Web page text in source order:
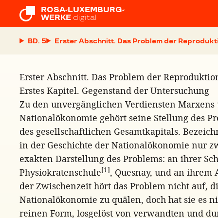
ROSA-LUXEMBURG-
WERKE digital
BD. 5 Erster Abschnitt. Das Problem der
Erster Abschnitt. Das Problem der
Erstes Kapitel. Gegenstand der Untersuchung
Zu den unvergänglichen Verdiensten Marxens
Nationalökonomie gehört seine Stellung des
des gesellschaftlichen Gesamtkapitals.
in der Geschichte der Nationalökonomie nur
exakten Darstellung des Problems: an ihrer
Physiokratenschule[1], Quesnay, und an
der Zwischenzeit hört das Problem nicht auf,
Nationalökonomie zu quälen, doch hat sie es
reinen Form, losgelöst von verwandten und